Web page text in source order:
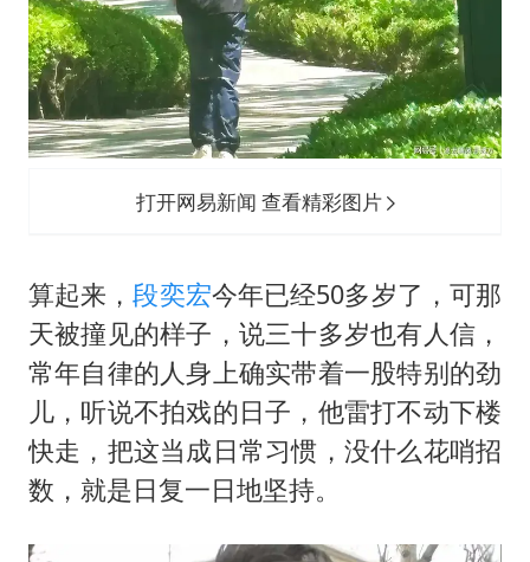
打开网易新闻 查看精彩图片
算起来，段奕宏今年已经50多岁了，可那
天被撞见的样子，说三十多岁也有人信，
常年自律的人身上确实带着一股特别的劲
儿，听说不拍戏的日子，他雷打不动下楼
快走，把这当成日常习惯，没什么花哨招
数，就是日复一日地坚持。